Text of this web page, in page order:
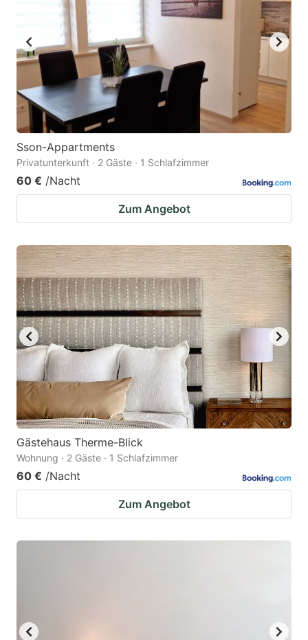
Sson-Appartments
Privatunterkunft · 2 Gäste · 1 Schlafzimmer
60 € /Nacht
Zum Angebot
Gästehaus Therme-Blick
Wohnung · 2 Gäste · 1 Schlafzimmer
60 € /Nacht
Zum Angebot